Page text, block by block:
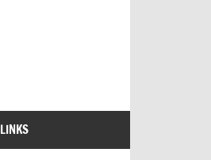
LINKS